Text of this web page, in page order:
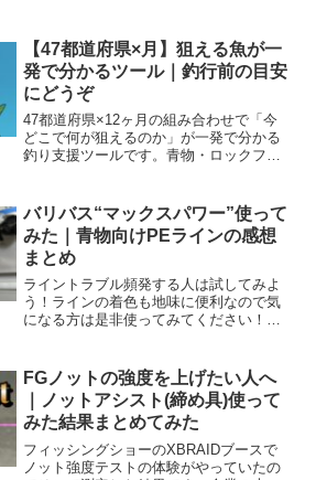
取り何万と実績が上がることで信頼が付
いてくるのかな
【47都道府県×月】狙える魚が一
発で分かるツール｜釣行前の目安
にどうぞ
47都道府県×12ヶ月の組み合わせで「今
どこで何が狙えるのか」が一発で分かる
釣り支援ツールです。青物・ロックフィ
バリバス“マックスパワー”使って
みた｜青物向けPEラインの感想
まとめ
ライントラブル頻発する人は試してみよ
う！ラインの着色も地味に便利なので気
になる方は是非使ってみてください！値
FGノットの強度を上げたい人へ
｜ノットアシスト(締め具)使って
みた結果まとめてみた
フィッシングショーのXBRAIDブースで
ノット強度テストの体験がやっていたの